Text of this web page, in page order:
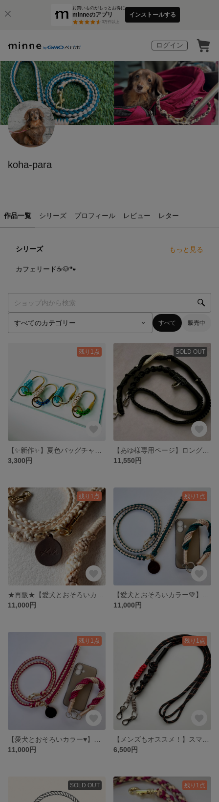
お買いものがもっとお得に
minneのアプリ
3万件以上
インストールする
ログイン
koha-para
作品一覧 シリーズ プロフィール レビュー レター
シリーズ もっと見る
カフェリード☕️🐶🐾
すべて 販売中
残り1点
3,300円
SOLD OUT
11,550円
残り1点
11,000円
残り1点
11,000円
残り1点
11,000円
残り1点
6,500円
SOLD OUT 残り1点